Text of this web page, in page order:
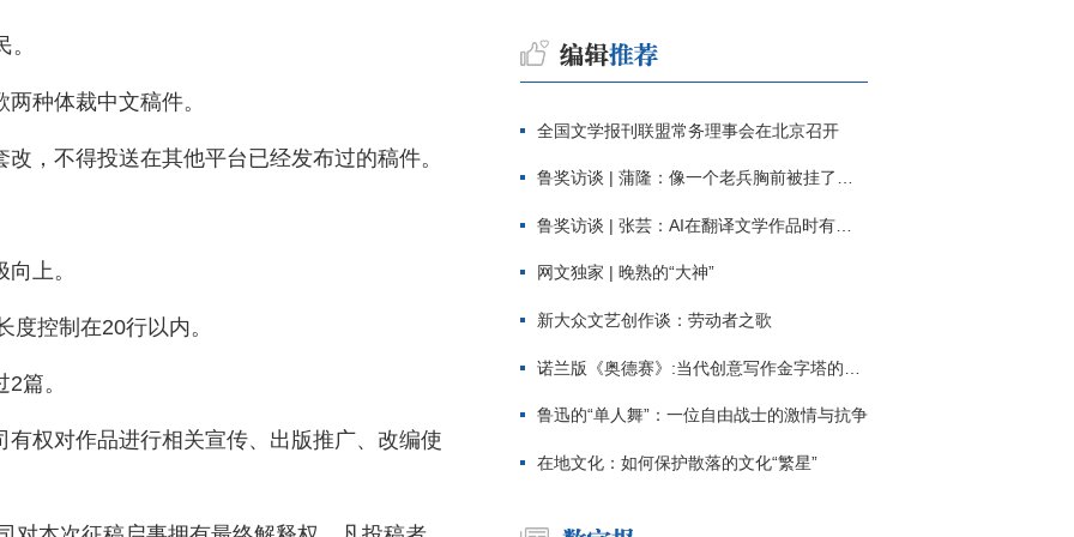
种体裁中文稿件。
，不得投送在其他平台已经发布过的稿件。
上。
控制在20行以内。
篇。
权对作品进行相关宣传、出版推广、改编使
全国文学报刊联盟常务理事会在北京召开
鲁奖访谈 | 蒲隆：像一个老兵胸前被挂了一枚“红色英勇勋章”
鲁奖访谈 | 张芸：AI在翻译文学作品时有明显局限
网文独家 | 晚熟的“大神”
新大众文艺创作谈：劳动者之歌
诺兰版《奥德赛》:当代创意写作金字塔的宏伟与平庸
鲁迅的“单人舞”：一位自由战士的激情与抗争
在地文化：如何保护散落的文化“繁星”